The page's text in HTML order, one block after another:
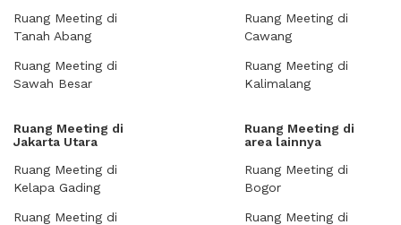
Ruang Meeting di
Tanah Abang
Ruang Meeting di
Sawah Besar
Ruang Meeting di
Cawang
Ruang Meeting di
Kalimalang
Ruang Meeting di
Jakarta Utara
Ruang Meeting di
Kelapa Gading
Ruang Meeting di
Ruang Meeting di
area lainnya
Ruang Meeting di
Bogor
Ruang Meeting di